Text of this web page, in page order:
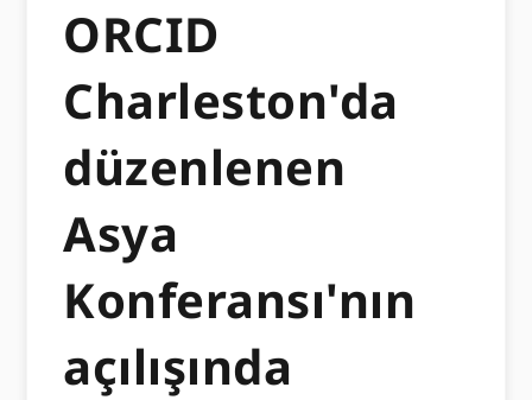
ORCID
Charleston'da
düzenlenen
Asya
Konferansı'nın
açılışında